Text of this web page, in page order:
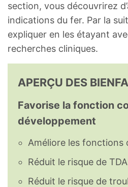
section, vous découvrirez
indications du fer. Par la
expliquer en les étayant
recherches cliniques.
APERÇU DES
Favorise la fonction
développement
Améliore les fonctions
Réduit le risque de
Réduit le risque de